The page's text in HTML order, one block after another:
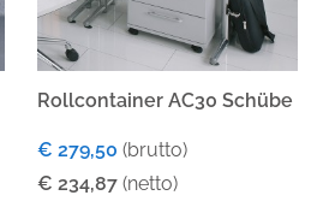
Rollcontainer AC30 Schübe
€ 279,50 (brutto)
€ 234,87 (netto)